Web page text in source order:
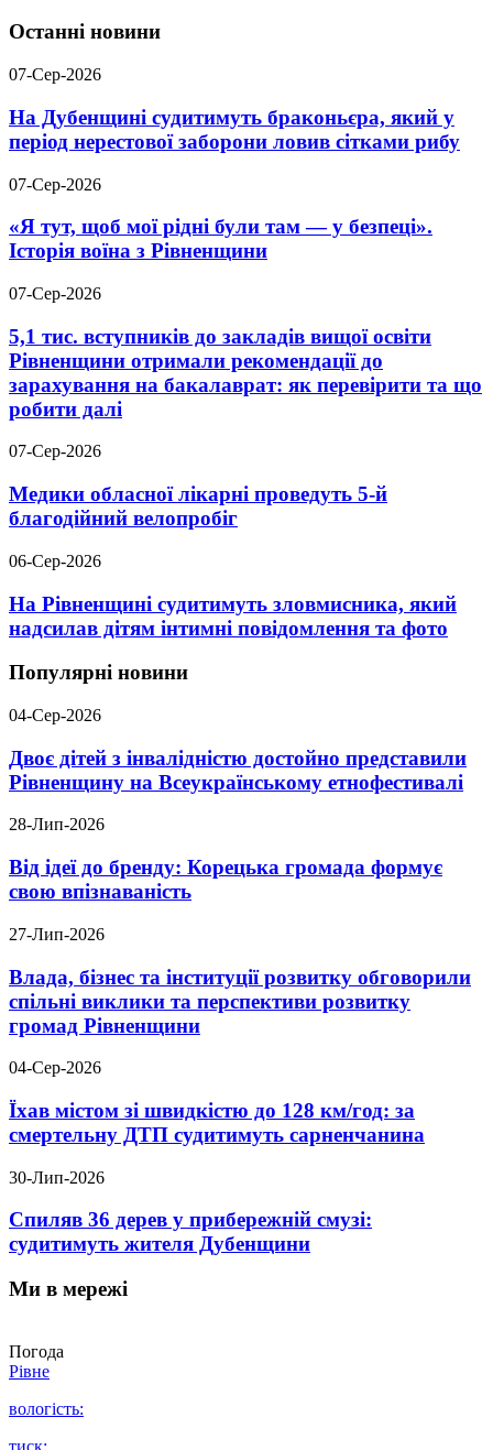
Останні новини
07-Сер-2026
На Дубенщині судитимуть браконьєра, який у
період нерестової заборони ловив сітками рибу
07-Сер-2026
«Я тут, щоб мої рідні були там — у безпеці».
Історія воїна з Рівненщини
07-Сер-2026
5,1 тис. вступників до закладів вищої освіти
Рівненщини отримали рекомендації до
зарахування на бакалаврат: як перевірити та що
робити далі
07-Сер-2026
Медики обласної лікарні проведуть 5-й
благодійний велопробіг
06-Сер-2026
На Рівненщині судитимуть зловмисника, який
надсилав дітям інтимні повідомлення та фото
Популярні новини
04-Сер-2026
Двоє дітей з інвалідністю достойно представили
Рівненщину на Всеукраїнському етнофестивалі
28-Лип-2026
Від ідеї до бренду: Корецька громада формує
свою впізнаваність
27-Лип-2026
Влада, бізнес та інституції розвитку обговорили
спільні виклики та перспективи розвитку
громад Рівненщини
04-Сер-2026
Їхав містом зі швидкістю до 128 км/год: за
смертельну ДТП судитимуть сарненчанина
30-Лип-2026
Спиляв 36 дерев у прибережній смузі:
судитимуть жителя Дубенщини
Ми в мережі
Погода
Рівне
вологість:
тиск: